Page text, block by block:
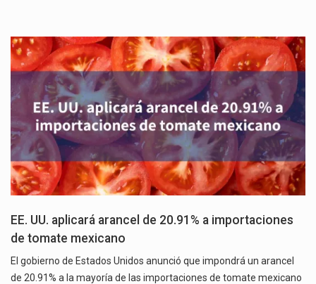
EE. UU. aplicará arancel de 20.91% a importaciones
de tomate mexicano
El gobierno de Estados Unidos anunció que impondrá un arancel
de 20.91% a la mayoría de las importaciones de tomate mexicano